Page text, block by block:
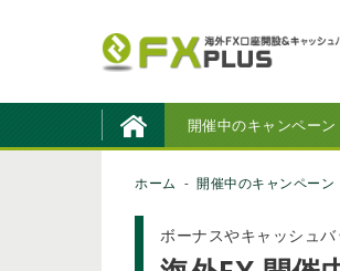
開催中のキャンペーン
ホーム 開催中のキャンペーン
ボーナスやキャッシュ